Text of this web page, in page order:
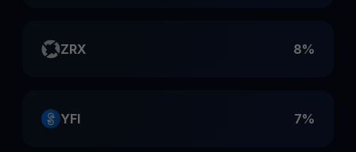
ZRX 8%
YFI 7%